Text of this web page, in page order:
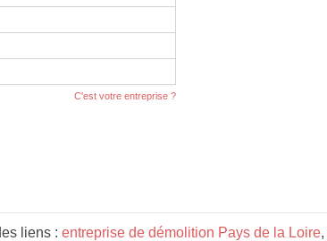
C'est votre entreprise ?
liens : entreprise de démolition Pays de la Loire,